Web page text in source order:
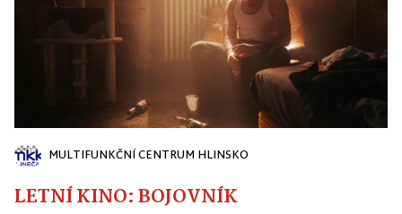
MULTIFUNKČNÍ CENTRUM HLINSKO
LETNÍ KINO: BOJOVNÍK